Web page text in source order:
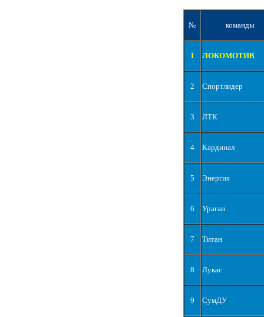
№ команды
1 ЛОКОМОТИВ
2 Спортлидер
3 ЛТК
4 Кардинал
5 Энергия
6 Ураган
7 Титан
8 Лукас
9 СумДУ